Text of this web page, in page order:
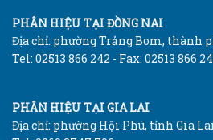
PHÂN HIỆU TẠI ĐỒNG NAI
Địa chỉ: phường Trảng Bom, thành
Tel: 02513 866 242 - Fax: 02513 866
PHÂN HIỆU TẠI GIA LAI
Địa chỉ: phường Hội Phú, tỉnh Gia